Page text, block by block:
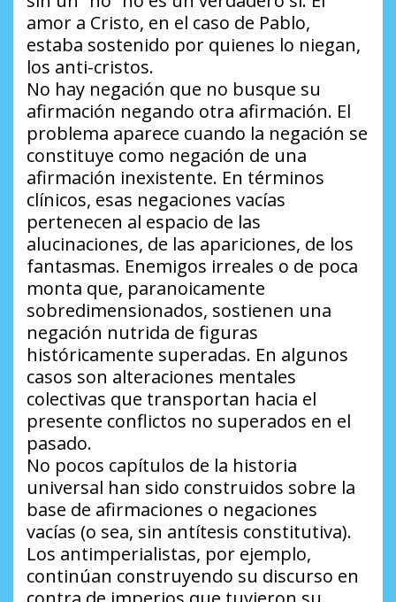
amor a Cristo, en el caso de Pablo,
estaba sostenido por quienes lo niegan,
los anti-cristos.
No hay negación que no busque su
afirmación negando otra afirmación. El
problema aparece cuando la negación se
constituye como negación de una
afirmación inexistente. En términos
clínicos, esas negaciones vacías
pertenecen al espacio de las
alucinaciones, de las apariciones, de los
fantasmas. Enemigos irreales o de poca
monta que, paranoicamente
sobredimensionados, sostienen una
negación nutrida de figuras
históricamente superadas. En algunos
casos son alteraciones mentales
colectivas que transportan hacia el
presente conflictos no superados en el
pasado.
No pocos capítulos de la historia
universal han sido construidos sobre la
base de afirmaciones o negaciones
vacías (o sea, sin antítesis constitutiva).
Los antimperialistas, por ejemplo,
continúan construyendo su discurso en